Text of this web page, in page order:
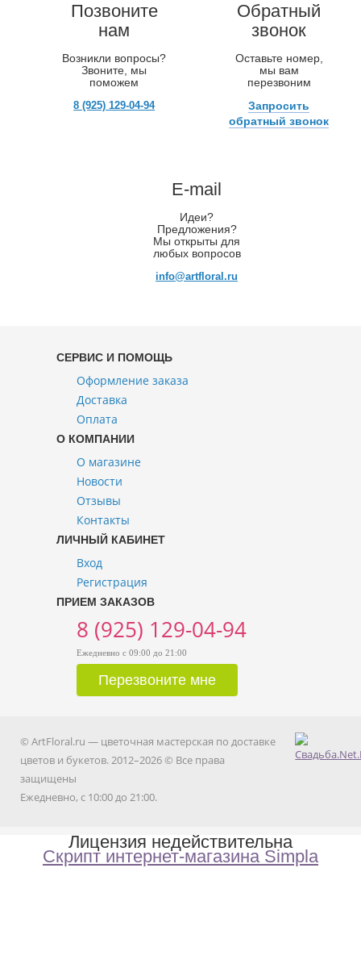
Позвоните
нам
Возникли вопросы?
Звоните, мы
поможем
8 (925) 129-04-94
Обратный
звонок
Оставьте номер,
мы вам
перезвоним
Запросить
обратный звонок
E-mail
Идеи?
Предложения?
Мы открыты для
любых вопросов
info@artfloral.ru
СЕРВИС И ПОМОЩЬ
Оформление заказа
Доставка
Оплата
О КОМПАНИИ
О магазине
Новости
Отзывы
Контакты
ЛИЧНЫЙ КАБИНЕТ
Вход
Регистрация
ПРИЕМ ЗАКАЗОВ
8 (925) 129-04-94
Ежедневно с 09:00 до 21:00
© ArtFloral.ru — цветочная мастерская по доставке
цветов и букетов. 2012–2026 © Все права
защищены
Ежедневно, с 10:00 до 21:00.
Лицензия недействительна
Скрипт интернет-магазина Simpla